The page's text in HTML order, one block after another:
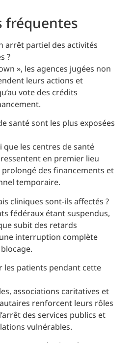
fréquentes
arrêt partiel des activités
?
», les agences jugées non
leurs actions et
vote des crédits
santé sont les plus exposées
que les centres de santé
en premier lieu
prolongé des financements et
temporaire.
cliniques sont-ils affectés ?
fédéraux étant suspendus,
subit des retards
interruption complète
les patients pendant cette
associations caritatives et
renforcent leurs rôles
des services publics et
vulnérables.